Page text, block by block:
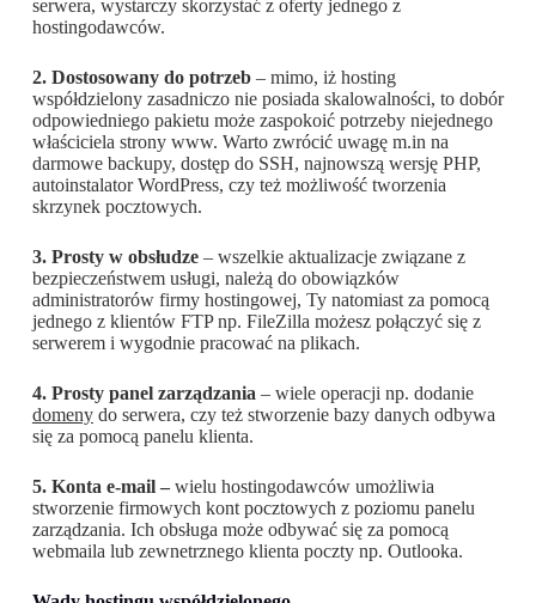
serwera, wystarczy skorzystać z oferty jednego z
hostingodawców.
2. Dostosowany do potrzeb– mimo, iż hosting
współdzielony zasadniczo nie posiada skalowalności, to dobór
odpowiedniego pakietu może zaspokoić potrzeby niejednego
właściciela strony www. Warto zwrócić uwagę m.in na
darmowe backupy, dostęp do SSH, najnowszą wersję PHP,
autoinstalator WordPress, czy też możliwość tworzenia
skrzynek pocztowych.
3. Prosty w obsłudze – wszelkie aktualizacje związane z
bezpieczeństwem usługi, należą do obowiązków
administratorów firmy hostingowej, Ty natomiast za pomocą
jednego z klientów FTP np. FileZilla możesz połączyć się z
serwerem i wygodnie pracować na plikach.
4. Prosty panel zarządzania – wiele operacji np. dodanie
domenydo serwera, czy też stworzenie bazy danych odbywa
się za pomocą panelu klienta.
5. Konta e-mail –wielu hostingodawców umożliwia
stworzenie firmowych kont pocztowych z poziomu panelu
zarządzania. Ich obsługa może odbywać się za pomocą
webmaila lub zewnetrznego klienta poczty np. Outlooka.